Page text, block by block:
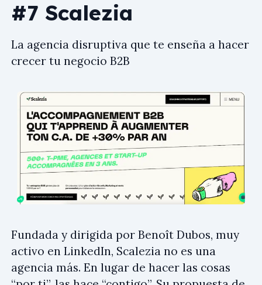
#7 Scalezia
La agencia disruptiva que te enseña a hacer
crecer tu negocio B2B
Fundada y dirigida por Benoît Dubos, muy
activo en LinkedIn, Scalezia no es una
agencia más. En lugar de hacer las cosas